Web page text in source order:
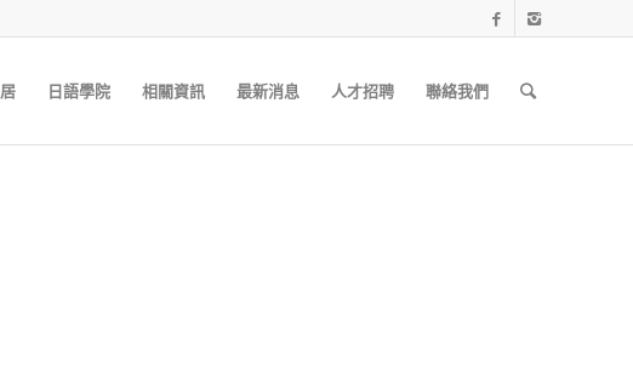
日語學院 相關資訊 最新消息 人才招聘 聯絡我們